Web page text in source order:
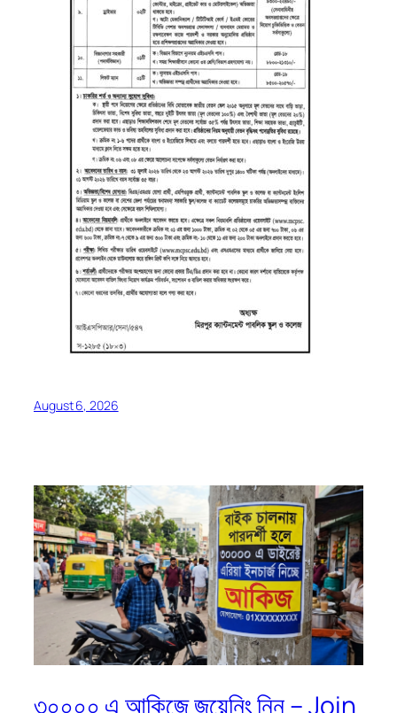
August 6, 2026
৩০০০০ এ আকিজে জয়েনিং নিন – Join